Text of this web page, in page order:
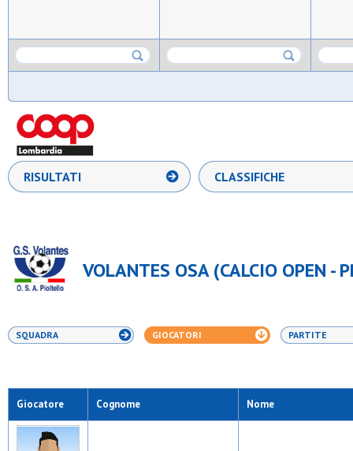
RISULTATI CLASSIFICHE
VOLANTES OSA (CALCIO OPEN -
SQUADRA GIOCATORI PARTITE
Giocatore Cognome Nome